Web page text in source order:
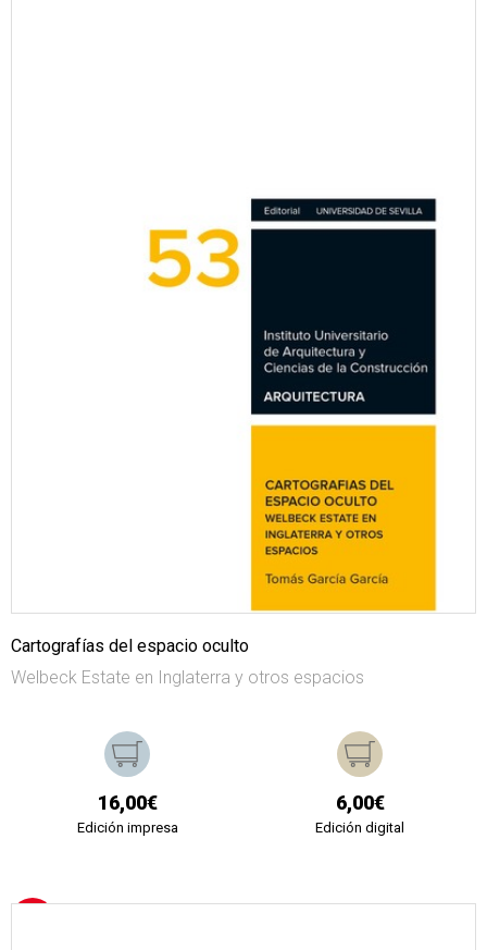
Cartografías del espacio oculto
Welbeck Estate en Inglaterra y otros espacios
16,00€
Edición impresa
6,00€
Edición digital